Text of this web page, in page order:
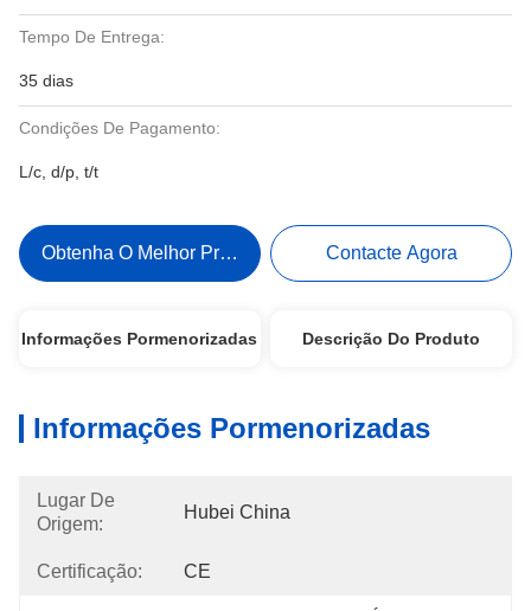
Tempo De Entrega:
35 dias
Condições De Pagamento:
L/c, d/p, t/t
Obtenha O Melhor Preço Contacte Agora
Informações Pormenorizadas Descrição Do Produto
Informações Pormenorizadas
Lugar De
Origem:
Hubei China
Certificação: CE